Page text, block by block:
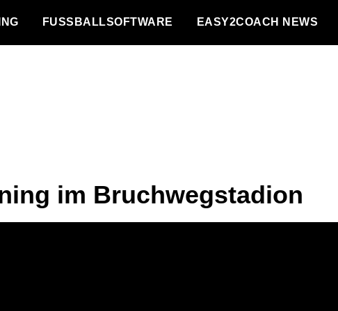
FUSSBALLSOFTWARE EASY2COACH NEWS
im Bruchwegstadion